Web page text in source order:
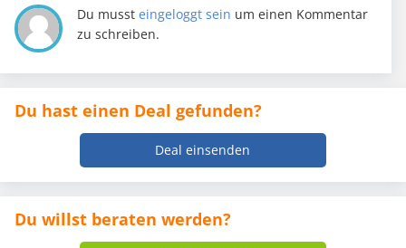
Du mussteingeloggt sein um einen Kommentar
zu schreiben.
Du hast einen Deal gefunden?
Deal einsenden
Du willst beraten werden?